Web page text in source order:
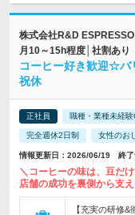
株式会社R&D
月10～15h程度│社割あり
コーヒー好き歓迎☆バ
祝休
正社員 職種・業種未経験
完全週休2日制 女性のお
情報更新日：2026/06/19 終
＼コーヒーの味は、豆だ
店舗の成功を裏側から支
【充実の研修